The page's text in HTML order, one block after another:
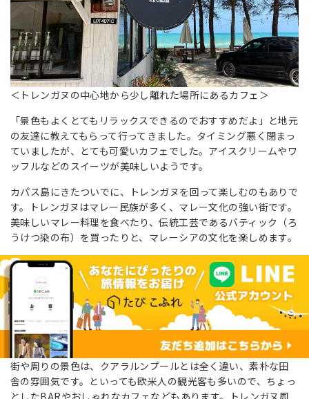
＜トレンガヌの中心地から少し離れた場所にあるカフェ＞
「景色もよくとてもリラックスできるのでおすすめだよ」と地元
の友達に教えてもらって行ってきました。タイミング悪く閉まっ
ていましたが、とても可愛いカフェでした。アイスクリームやワ
ッフルなどのスイーツが美味しいようです。
カパス島にきたついでに、トレンガヌを回って楽しむのもありで
す。トレンガヌはマレー民族が多く、マレー文化の強い街です。
美味しいマレー料理を食べたり、伝統工芸であるバティック（ろ
うけつ染の布）を買ったりと、マレーシアの文化を楽しめます。
街や周りの景色は、クアラルンプールとは全く違い、素朴な田
舎の雰囲気です。といっても欧米人の観光客も多いので、ちょっ